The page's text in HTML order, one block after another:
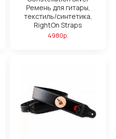
Ремень для гитары,
текстиль/синтетика,
RightOn Straps
4980р.